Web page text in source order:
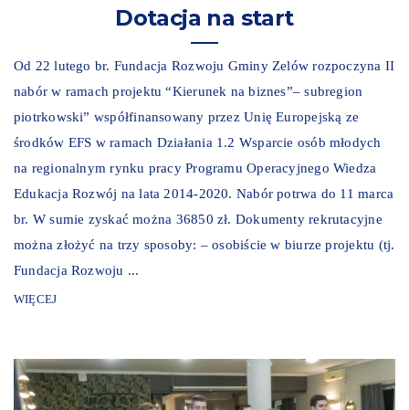
Dotacja na start
Od 22 lutego br. Fundacja Rozwoju Gminy Zelów rozpoczyna II
nabór w ramach projektu “Kierunek na biznes”– subregion
piotrkowski” współfinansowany przez Unię Europejską ze
środków EFS w ramach Działania 1.2 Wsparcie osób młodych
na regionalnym rynku pracy Programu Operacyjnego Wiedza
Edukacja Rozwój na lata 2014-2020. Nabór potrwa do 11 marca
br. W sumie zyskać można 36850 zł. Dokumenty rekrutacyjne
można złożyć na trzy sposoby: – osobiście w biurze projektu (tj.
Fundacja Rozwoju ...
WIĘCEJ